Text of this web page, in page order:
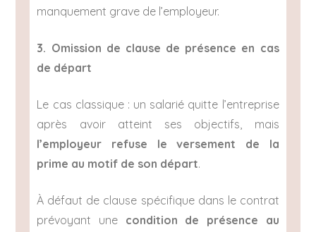
manquement grave de l’employeur.
3. Omission de clause de présence en cas
de départ
Le cas classique : un salarié quitte l’entreprise
après avoir atteint ses objectifs, mais
l’employeur refuse le versement de la
prime au motif de son départ.
À défaut de clause spécifique dans le contrat
prévoyant une condition de présence au